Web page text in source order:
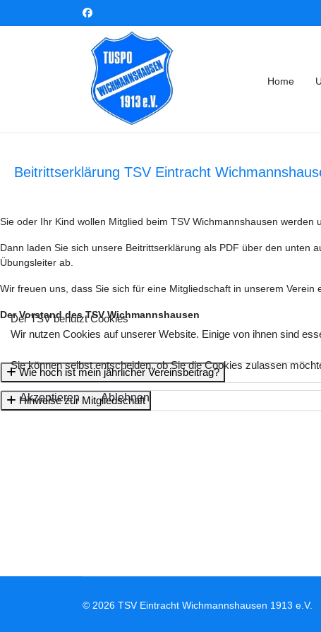
Home
Beitrittserklärung TSV Eintracht
Sie oder Ihr Kind wollen Mitglied beim TSV Wichmannshausen
Dann laden Sie sich unsere Beitrittserklärung als PDF über den unten
Übungsleiter ab.
Wir freuen uns, dass Sie sich für eine Mitgliedschaft in unserem
Der Vorstand des TSV Wichmannshausen
Wie hoch ist mein jährlicher Vereinsbeitrag?
Hinweise zur Mitgliedschaft
© 2026 TSV Eintracht Wichmannshausen 1913 e.V.
Der TSV benutzt Cookies
Wir nutzen Cookies auf unserer Website. Einige von ihnen sind
Sie können selbst entscheiden, ob Sie die Cookies zulassen
Akzeptieren Ablehnen